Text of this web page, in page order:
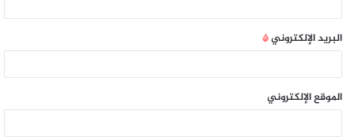
البريد الإلكتروني*
الموقع الإلكتروني